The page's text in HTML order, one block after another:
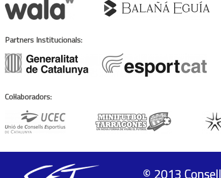
Partners Institucionals:
Col·laboradors:
© 2013